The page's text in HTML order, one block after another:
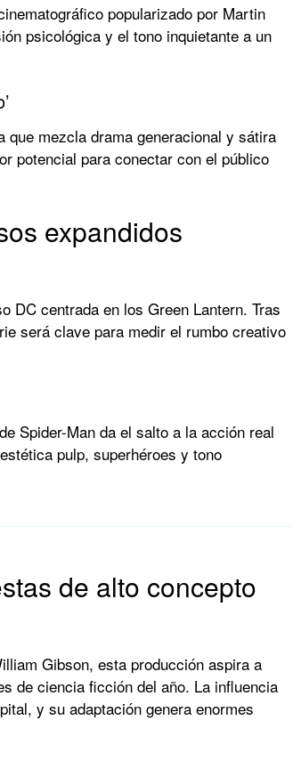
popularizado por Martin
psicológica y el tono inquietante a un
que mezcla drama generacional y sátira
potencial para conectar con el público
expandidos
DC centrada en los Green Lantern. Tras
será clave para medir el rumbo creativo
Spider-Man da el salto a la acción real
pulp, superhéroes y tono
de alto concepto
Gibson, esta producción aspira a
de ciencia ficción del año. La influencia
y su adaptación genera enormes